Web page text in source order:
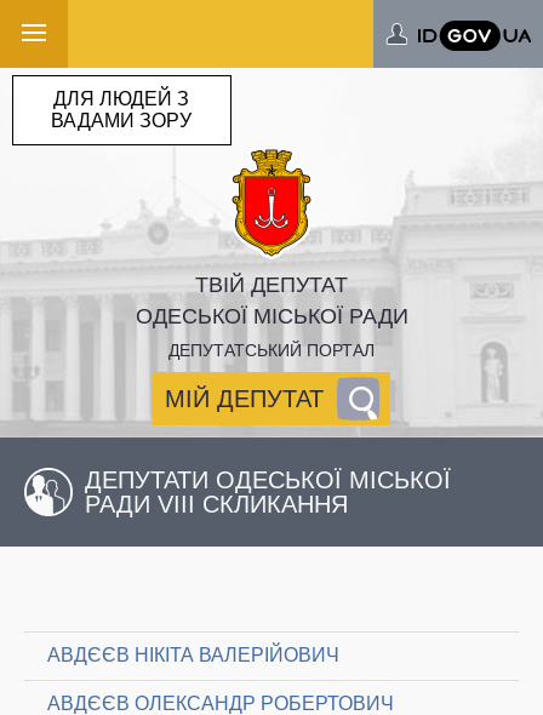
ТВІЙ ДЕПУТАТ
ОДЕСЬКОЇ МІСЬКОЇ РАДИ
ДЕПУТАТСЬКИЙ ПОРТАЛ
МІЙ ДЕПУТАТ
ДЛЯ ЛЮДЕЙ З
ВАДАМИ ЗОРУ
ДЕПУТАТИ ОДЕСЬКОЇ МІСЬКОЇ
РАДИ VIII СКЛИКАННЯ
АВДЄЄВ НІКІТА ВАЛЕРІЙОВИЧ
АВДЄЄВ ОЛЕКСАНДР РОБЕРТОВИЧ